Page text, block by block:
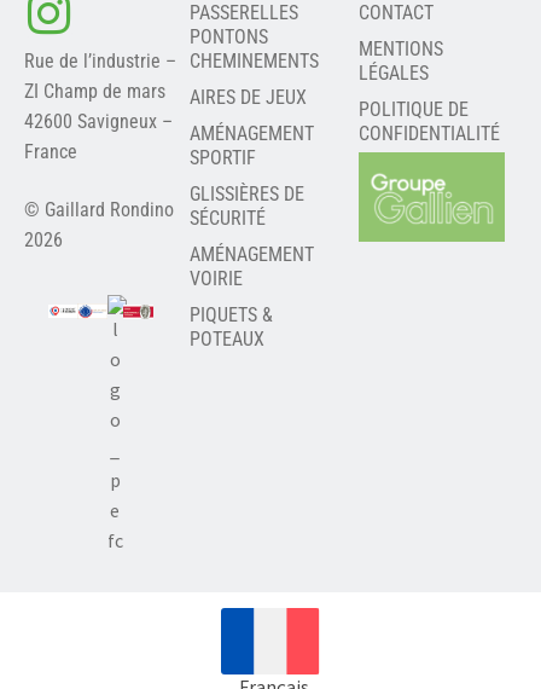
Rue de l’industrie –
ZI Champ de mars
42600 Savigneux –
France
© Gaillard Rondino
2026
PASSERELLES
PONTONS
CHEMINEMENTS
AIRES DE JEUX
AMÉNAGEMENT
SPORTIF
GLISSIÈRES DE
SÉCURITÉ
AMÉNAGEMENT
VOIRIE
PIQUETS &
POTEAUX
CONTACT
MENTIONS
LÉGALES
POLITIQUE DE
CONFIDENTIALITÉ